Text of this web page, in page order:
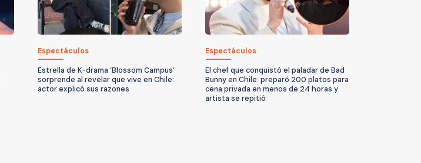
Espectáculos
Estrella de K-drama ‘Blossom Campus’
sorprende al revelar que vive en Chile:
actor explicó sus razones
Espectáculos
El chef que conquistó el paladar de Bad
Bunny en Chile: preparó 200 platos para
cena privada en menos de 24 horas y
artista se repitió